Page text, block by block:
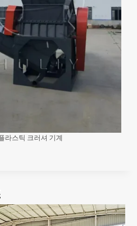
라스틱 크러셔 기계